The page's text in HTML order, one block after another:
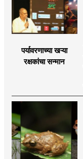
पर्यावरणाच्या खऱ्या
रक्षकांचा सन्मान